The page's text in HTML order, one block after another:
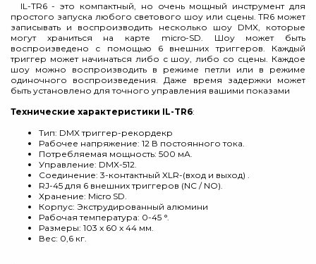
IL-TR6 - это компактный, но очень мощный инструмент для
простого запуска любого светового шоу или сцены. TR6 может
записывать и воспроизводить несколько шоу DMX, которые
могут храниться на карте micro-SD. Шоу может быть
воспроизведено с помощью 6 внешних триггеров. Каждый
триггер может начинаться либо с шоу, либо со сцены. Каждое
шоу можно воспроизводить в режиме петли или в режиме
одиночного воспроизведения. Даже время задержки может
быть установлено для точного управления вашими показами
Технические характеристики IL-TR6:
Тип: DMX триггер-рекордекр
Рабочее напряжение: 12 В постоянного тока.
Потребляемая мощность: 500 мА.
Управление: DMX-512.
Соединение: 3-контактный XLR-(вход и выход) .
RJ-45 для 6 внешних триггеров (NC / NO).
Хранение: Micro SD.
Корпус: Экструдированный алюмини
Рабочая температура: 0-45 °.
Размеры: 103 x 60 x 44 мм.
Вес: 0,6 кг.